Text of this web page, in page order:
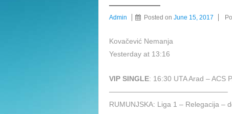
Admin Posted on June 15, 2017
Kovačević Nemanja
Yesterday at 13:16
VIP SINGLE: 16:30 UTA Arad – ACS
————————————————–
RUMUNJSKA: Liga 1 – Relegacija –